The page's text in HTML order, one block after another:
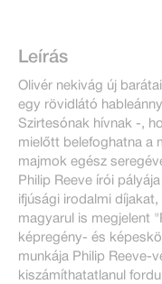
Leírás
Olivér nekivág új
egy rövidlátó
Szirtesónak hívnak -,
mielőtt belefoghatna a
majmok egész
Philip Reeve írói
ifjúsági irodalmi
magyarul is megjelent
képregény- és
munkája Philip Reeve-
kiszámíthatatlanul